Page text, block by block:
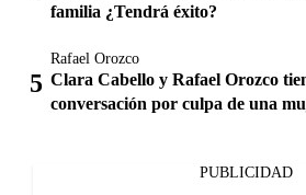
familia ¿Tendrá éxito?
Rafael Orozco
Clara Cabello y Rafael Orozco
conversación por culpa de una
PUBLICIDAD